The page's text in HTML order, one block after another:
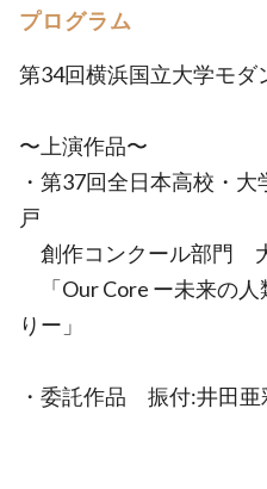
プログラム
第34回横浜国立大学モダ
〜上演作品〜
・第37回全日本高校・
戸
創作コンクール部門
「Our Core ー未来の
りー」
・委託作品 振付:井田亜